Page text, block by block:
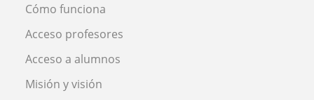
Cómo funciona
Acceso profesores
Acceso a alumnos
Misión y visión